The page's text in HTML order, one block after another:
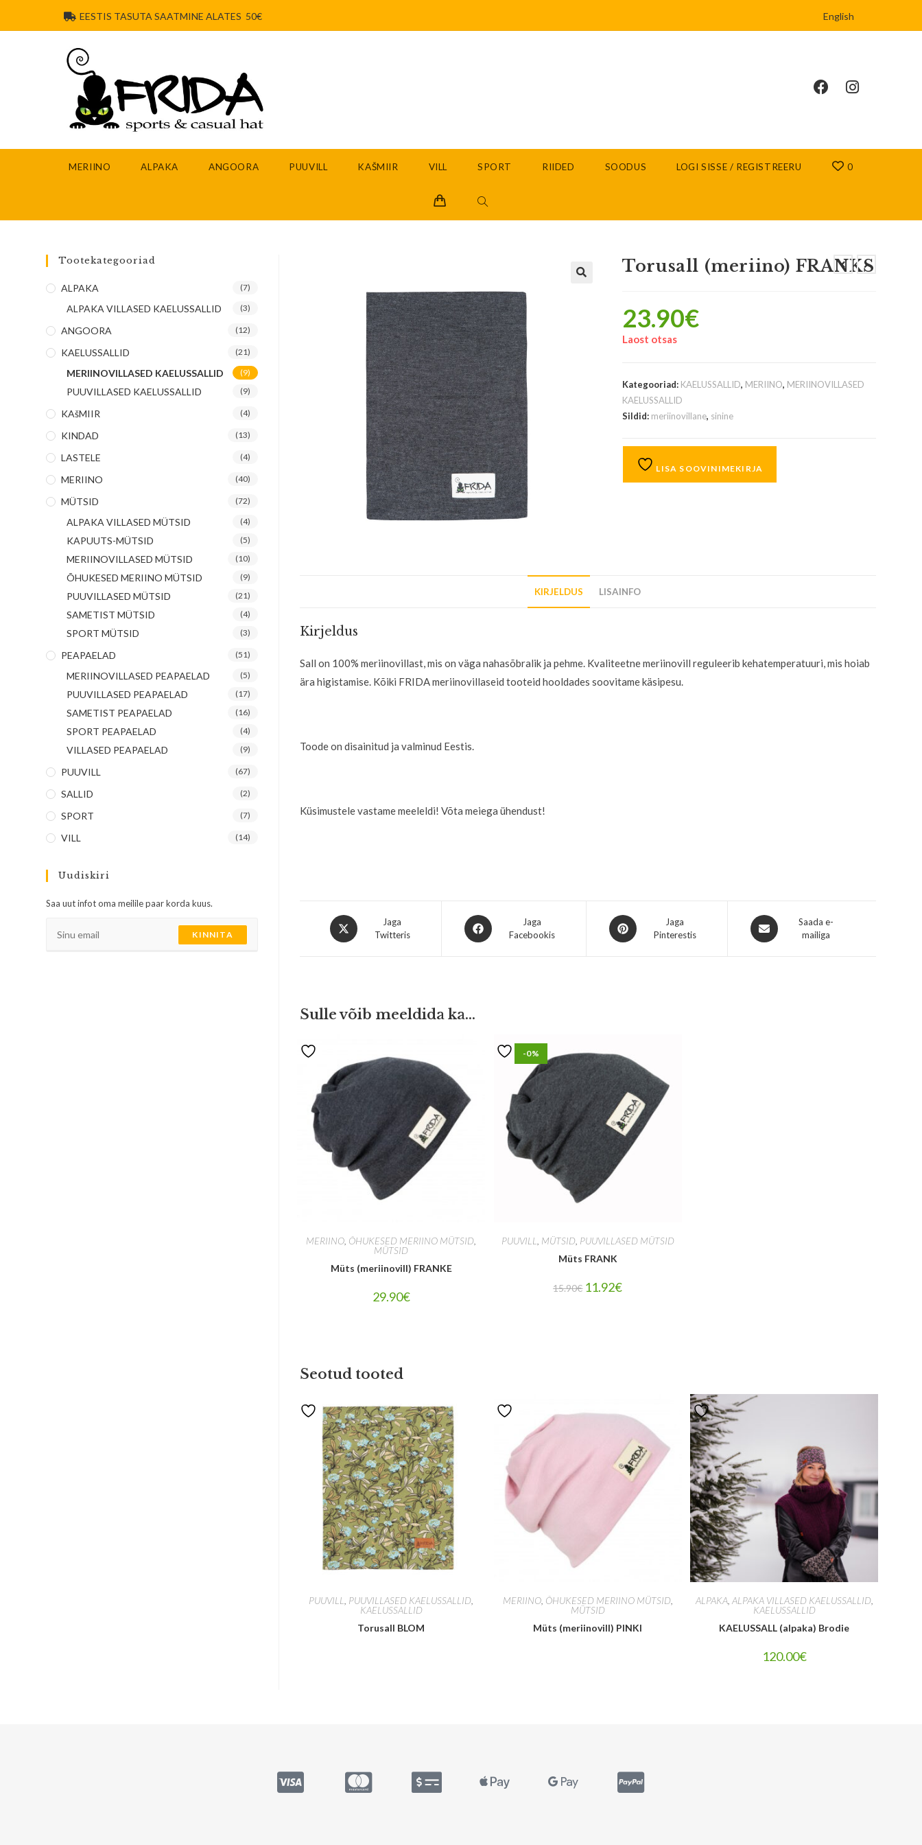
EESTIS TASUTA SAATMINE ALATES 50€ English
MERIINO ALPAKA ANGOORA PUUVILL KAŠMIIR VILL SPORT RIIDED SOODUS LOGI SISSE / REGISTREERU 0
Torusall (meriino) FRANKS
23.90€
Laost otsas
Kategooriad: KAELUSSALLID, MERIINO, MERIINOVILLASED
KAELUSSALLID
Sildid: meriinovillane, sinine
LISA SOOVINIMEKIRJA
KIRJELDUS LISAINFO
Kirjeldus
Sall on 100% meriinovillast, mis on väga nahasõbralik ja pehme. Kvaliteetne meriinovill reguleerib kehatemperatuuri, mis hoiab
ära higistamise. Kõiki FRIDA meriinovillaseid tooteid hooldades soovitame käsipesu.
Toode on disainitud ja valminud Eestis.
Küsimustele vastame meeleldi! Võta meiega ühendust!
Jaga
Twitteris
Jaga
Facebookis
Jaga
Pinterestis
Saada e-
mailiga
Sulle võib meeldida ka…
MERIINO ÕHUKESED MERIINO MÜTSID
MÜTSID
Müts (meriinovill) FRANKE
29.90€
-0%
PUUVILL MÜTSID, PUUVILLASED MÜTSID
Müts FRANK
15.90€ 11.92€
Seotud tooted
PUUVILL, PUUVILLASED KAELUSSALLID,
KAELUSSALLID
Torusall BLOM
MERIINO, ÕHUKESED MERIINO MÜTSID,
MÜTSID
Müts (meriinovill) PINKI
ALPAKA, ALPAKA VILLASED KAELUSSALLID,
KAELUSSALLID
KAELUSSALL (alpaka) Brodie
120.00€
Tootekategooriad
ALPAKA (7)
ALPAKA VILLASED KAELUSSALLID (3)
ANGOORA (12)
KAELUSSALLID (21)
MERIINOVILLASED KAELUSSALLID (9)
PUUVILLASED KAELUSSALLID (9)
KAšMIIR (4)
KINDAD (13)
LASTELE (4)
MERIINO (40)
MÜTSID (72)
ALPAKA VILLASED MÜTSID (4)
KAPUUTS-MÜTSID (5)
MERIINOVILLASED MÜTSID (10)
ÕHUKESED MERIINO MÜTSID (9)
PUUVILLASED MÜTSID (21)
SAMETIST MÜTSID (4)
SPORT MÜTSID (3)
PEAPAELAD (51)
MERIINOVILLASED PEAPAELAD (5)
PUUVILLASED PEAPAELAD (17)
SAMETIST PEAPAELAD (16)
SPORT PEAPAELAD (4)
VILLASED PEAPAELAD (9)
PUUVILL (67)
SALLID (2)
SPORT (7)
VILL (14)
Uudiskiri
Saa uut infot oma meilile paar korda kuus.
KINNITA